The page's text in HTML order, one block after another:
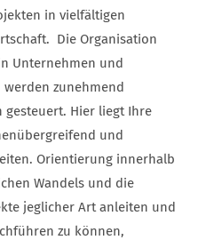
in vielfältigen
Die Organisation
Unternehmen und
werden zunehmend
gesteuert. Hier liegt Ihre
und
Orientierung innerhalb
Wandels und die
jeglicher Art anleiten und
zu können,